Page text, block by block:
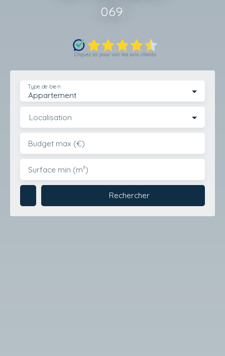
0693 920 620
Appartement
Type de bien
Localisation
Budget max (€)
Surface min (m²)
Rechercher